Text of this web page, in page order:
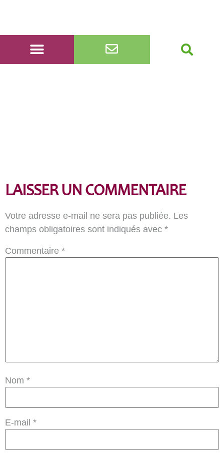
LAISSER UN COMMENTAIRE
Votre adresse e-mail ne sera pas publiée. Les
champs obligatoires sont indiqués avec *
Commentaire *
Nom *
E-mail *